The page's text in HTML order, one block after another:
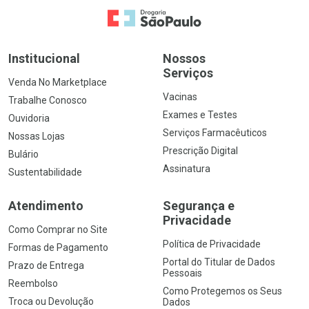
Ir para a Home
Institucional
Venda No Marketplace
Trabalhe Conosco
Ouvidoria
Nossas Lojas
Bulário
Sustentabilidade
Nossos
Serviços
Vacinas
Exames e Testes
Serviços Farmacêuticos
Prescrição Digital
Assinatura
Atendimento
Como Comprar no Site
Formas de Pagamento
Prazo de Entrega
Reembolso
Troca ou Devolução
Segurança e
Privacidade
Política de Privacidade
Portal do Titular de Dados
Pessoais
Como Protegemos os Seus
Dados